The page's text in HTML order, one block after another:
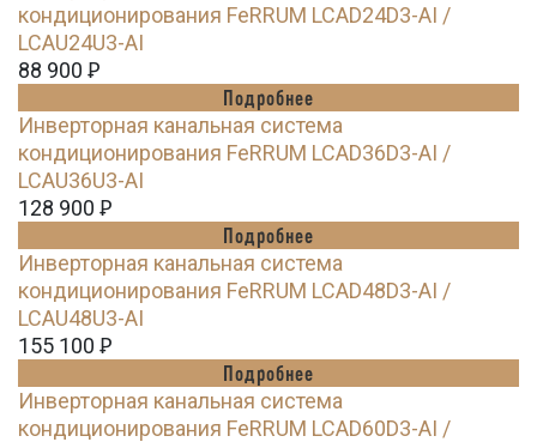
кондиционирования FeRRUM LCAD24D3-AI /
LCAU24U3-AI
88 900 Ꝑ
Подробнее
Инверторная канальная система
кондиционирования FeRRUM LCAD36D3-AI /
LCAU36U3-AI
128 900 Ꝑ
Подробнее
Инверторная канальная система
кондиционирования FeRRUM LCAD48D3-AI /
LCAU48U3-AI
155 100 Ꝑ
Подробнее
Инверторная канальная система
кондиционирования FeRRUM LCAD60D3-AI /